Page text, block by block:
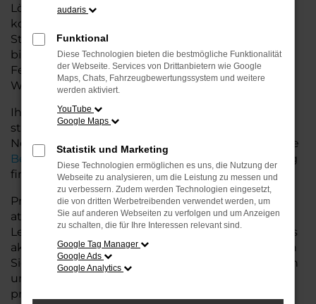
Lösung für jeden, der ein zuverlässiges und
komfortables Fahrzeug möchte. Egal, ob für den
Stadtverkehr oder längere Fahrten – der Superb
bietet Ihnen höchsten Fahrkomfort, innovative
Features und eine herausragende
Wirtschaftlichkeit.
Ihr Škoda Autohaus in der Nähe von Cuxhaven
steht Ihnen mit einer breiten Auswahl an
Neuwagen zur Seite und bietet Ihnen umfassende
Beratung, damit Sie das für Sie passende Fahrzeug
finden.
Profitieren Sie von zusätzlichen Services wie
attraktiven Finanzierungsmöglichkeiten,
Leasingangeboten und der Inzahlungnahme Ihres
aktuellen Fahrzeugs. Besuchen Sie uns und lassen
Sie sich von unseren Experten beraten – wir freuen
uns, Ihnen den perfekten Neuwagen zu
präsentieren!
audaris
Funktional
Diese Technologien bieten die bestmögliche Funktionalität
der Webseite. Services von Drittanbietern wie Google
Maps, Chats, Fahrzeugbewertungssystem und weitere
werden aktiviert.
YouTube
Google Maps
Statistik und Marketing
Diese Technologien ermöglichen es uns, die Nutzung der
Webseite zu analysieren, um die Leistung zu messen und
zu verbessern. Zudem werden Technologien eingesetzt,
die von dritten Werbetreibenden verwendet werden, um
Sie auf anderen Webseiten zu verfolgen und um Anzeigen
zu schalten, die für Ihre Interessen relevant sind.
Google Tag Manager
Google Ads
Google Analytics